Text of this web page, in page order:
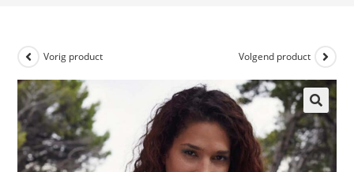
Vorig product Volgend product